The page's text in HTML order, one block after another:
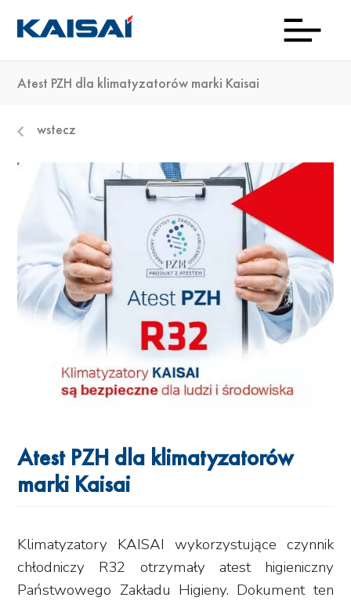
23
Atest PZH dla klimatyzatorów marki Kaisai
wstecz
Atest PZH dla klimatyzatorów
marki Kaisai
Klimatyzatory KAISAI wykorzystujące czynnik
chłodniczy R32 otrzymały atest higieniczny
Państwowego Zakładu Higieny. Dokument ten